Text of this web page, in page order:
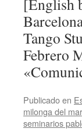
[English
Tango
Febrero
Publicado en
milonga del mar
seminarios